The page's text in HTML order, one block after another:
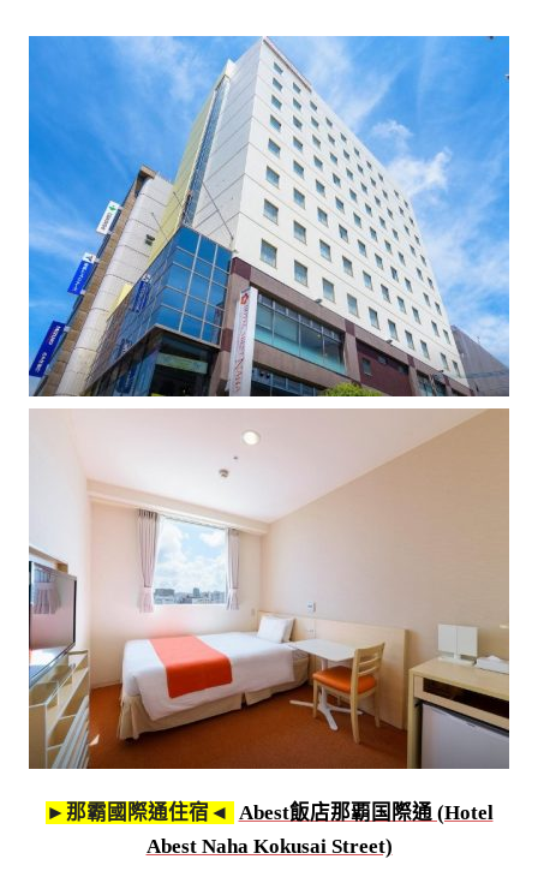
►那霸國際通住宿◄ Abest飯店那覇国際通 (Hotel
Abest Naha Kokusai Street)